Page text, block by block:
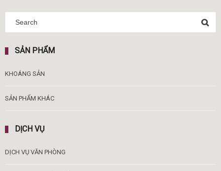
SẢN PHẨM
KHOÁNG SẢN
SẢN PHẨM KHÁC
DỊCH VỤ
DỊCH VỤ VĂN PHÒNG